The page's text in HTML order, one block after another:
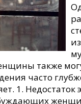
также
часто
1. Недостаток